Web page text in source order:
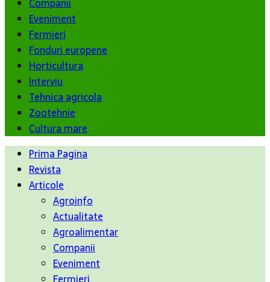
Eveniment
Fermieri
Fonduri europene
Horticultura
Interviu
Tehnica agricola
Zootehnie
Cultura mare
Prima Pagina
Revista
Articole
Agroinfo
Actualitate
Agroalimentar
Companii
Eveniment
Fermieri